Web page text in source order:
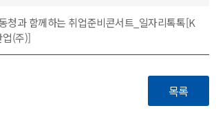
청과 함께하는 취업준비콘서트_일자리톡톡[K
(주)]